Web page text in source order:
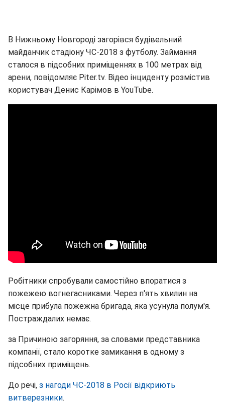
В Нижньому Новгороді загорівся будівельний
майданчик стадіону ЧС-2018 з футболу. Займання
сталося в підсобних приміщеннях в 100 метрах від
арени, повідомляє Piter.tv. Відео інциденту розмістив
користувач Денис Карімов в YouTube.
Робітники спробували самостійно впоратися з
пожежею вогнегасниками. Через п'ять хвилин на
місце прибула пожежна бригада, яка усунула полум'я.
Постраждалих немає.
за Причиною загоряння, за словами представника
компанії, стало коротке замикання в одному з
підсобних приміщень.
До речі, з нагоди ЧС-2018 в Росії відкриють
витверезники.